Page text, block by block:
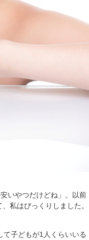
いやつだけどね」。以前
私はびっくりしました。
て子どもが1 人くらいいる